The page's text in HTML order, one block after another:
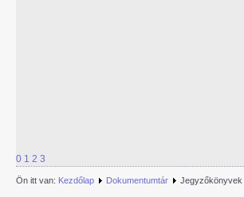
0 1 2 3
Ön itt van: Kezdőlap Dokumentumtár Jegyzőkönyvek